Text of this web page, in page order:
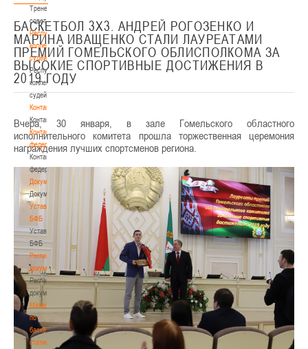
Тренерский
совет
Республиканская
коллегия
судей
Республиканская
коллегия
судей
Контакты
Контакты
Контакты
федерации
Контакты
федерации
Документы
Документы
Устав
БФБ
Устав
БФБ
Регламентирующие
документы
Регламентирующие
документы
Материалы
по
баскетбольной
статистике
БАСКЕТБОЛ 3Х3. АНДРЕЙ РОГОЗЕНКО И
МАРИНА ИВАЩЕНКО СТАЛИ ЛАУРЕАТАМИ
ПРЕМИЙ ГОМЕЛЬСКОГО ОБЛИСПОЛКОМА ЗА
ВЫСОКИЕ СПОРТИВНЫЕ ДОСТИЖЕНИЯ В
2019 ГОДУ
Вчера, 30 января, в зале Гомельского областного
исполнительного комитета прошла торжественная церемония
награждения лучших спортсменов региона.